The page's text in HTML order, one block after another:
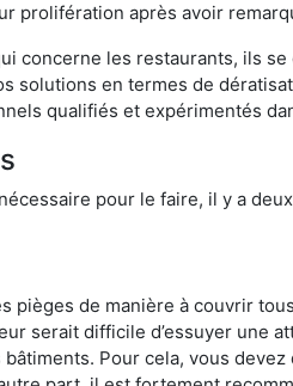
prolifération après avoir
concerne les restaurants, ils
solutions en termes de
qualifiés et expérimentés
pour le faire, il y a
de manière à couvrir
serait difficile d’essuyer une
Pour cela, vous